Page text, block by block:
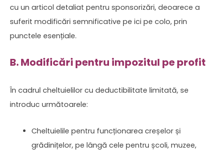
cu un articol detaliat pentru sponsorizări, deoarece a
suferit modificări semnificative pe ici pe colo, prin
punctele esențiale.
B. Modificări pentru impozitul pe profit
În cadrul cheltuielilor cu deductibilitate limitată, se
introduc următoarele:
Cheltuielile pentru funcționarea creșelor și
grădinițelor, pe lângă cele pentru școli, muzee,